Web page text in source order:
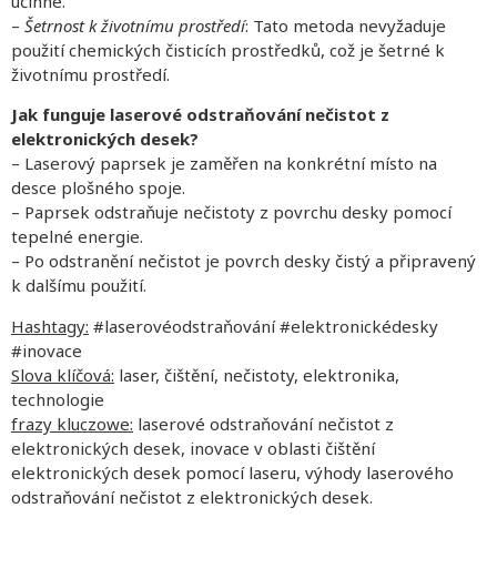
– Šetrnost k životnímu prostředí: Tato metoda nevyžaduje
použití chemických čisticích prostředků, což je šetrné k
životnímu prostředí.
Jak funguje laserové odstraňování nečistot z
elektronických desek?
– Laserový paprsek je zaměřen na konkrétní místo na
desce plošného spoje.
– Paprsek odstraňuje nečistoty z povrchu desky pomocí
tepelné energie.
– Po odstranění nečistot je povrch desky čistý a připravený
k dalšímu použití.
Hashtagy: #laserovéodstraňování #elektronickédesky
#inovace
Slova klíčová: laser, čištění, nečistoty, elektronika,
technologie
frazy kluczowe: laserové odstraňování nečistot z
elektronických desek, inovace v oblasti čištění
elektronických desek pomocí laseru, výhody laserového
odstraňování nečistot z elektronických desek.